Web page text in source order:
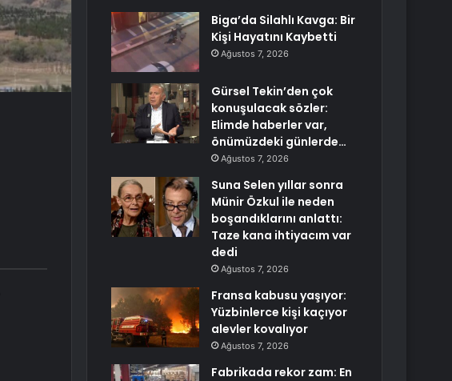
Biga’da Silahlı Kavga: Bir
Kişi Hayatını Kaybetti
Ağustos 7, 2026
Gürsel Tekin’den çok
konuşulacak sözler:
Elimde haberler var,
önümüzdeki günlerde…
Ağustos 7, 2026
Suna Selen yıllar sonra
Münir Özkul ile neden
boşandıklarını anlattı:
Taze kana ihtiyacım var
dedi
Ağustos 7, 2026
Fransa kabusu yaşıyor:
Yüzbinlerce kişi kaçıyor
alevler kovalıyor
Ağustos 7, 2026
Fabrikada rekor zam: En